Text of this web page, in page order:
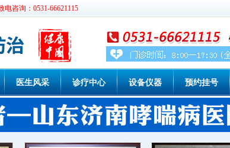
咨询：0531-66621115
医生风采 诊疗中心 设备仪器 预约挂号